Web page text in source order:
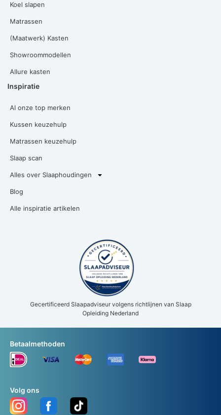
Koel slapen
Matrassen
(Maatwerk) Kasten
Showroommodellen
Allure kasten
Inspiratie
Al onze top merken
Kussen keuzehulp
Matrassen keuzehulp
Slaap scan
Alles over Slaaphoudingen
Blog
Alle inspiratie artikelen
Gecertificeerd Slaapadviseur volgens richtlijnen van Slaap
Opleiding Nederland
Volg ons
Betaalmethoden